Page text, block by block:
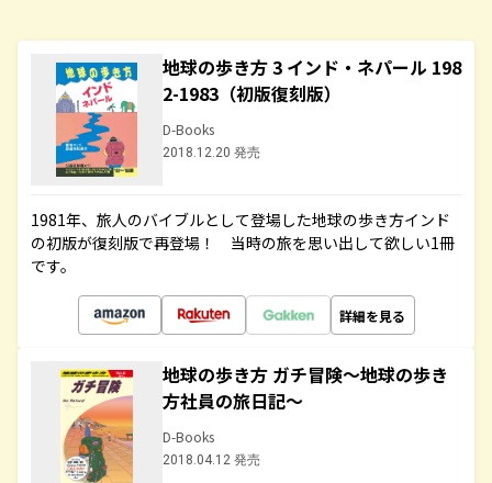
地球の歩き方 3 インド・ネパール 198
2-1983（初版復刻版）
D-Books
2018.12.20 発売
1981年、旅人のバイブルとして登場した地球の歩き方インド
の初版が復刻版で再登場！ 当時の旅を思い出して欲しい1冊
です。
詳細を見る
地球の歩き方 ガチ冒険～地球の歩き
方社員の旅日記～
D-Books
2018.04.12 発売